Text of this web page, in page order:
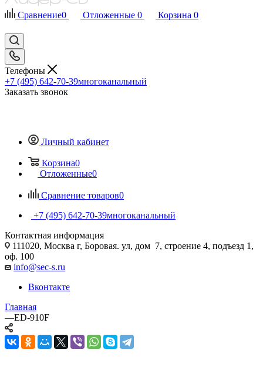
Сравнение0 Отложенные 0 Корзина 0
Телефоны
+7 (495) 642-70-39многоканальный
Заказать звонок
Личный кабинет
Корзина0
Отложенные0
Сравнение товаров0
+7 (495) 642-70-39многоканальный
Контактная информация
111020, Москва г, Боровая. ул, дом 7, строение 4, подъезд 1,
оф. 100
info@sec-s.ru
Вконтакте
Главная
—ED-910F